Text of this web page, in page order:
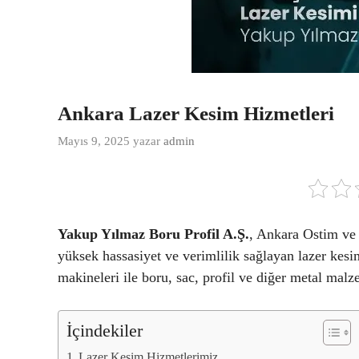
Ankara Lazer Kesim Hizmetleri
Mayıs 9, 2025 yazar admin
Yakup Yılmaz Boru Profil A.Ş., Ankara Ostim
yüksek hassasiyet ve verimlilik sağlayan lazer
makineleri ile boru, sac, profil ve diğer metal
İçindekiler